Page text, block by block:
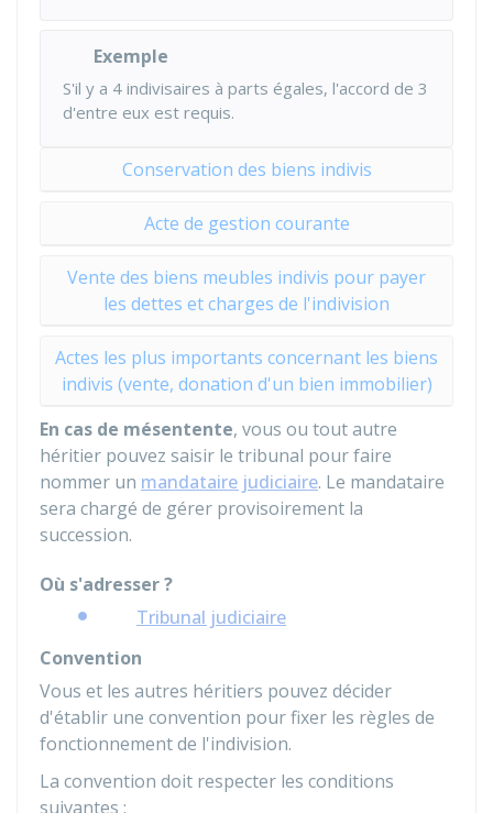
Exemple
S'il y a 4 indivisaires à parts égales, l'accord de 3
d'entre eux est requis.
Conservation des biens indivis
Acte de gestion courante
Vente des biens meubles indivis pour payer
les dettes et charges de l'indivision
Actes les plus importants concernant les biens
indivis (vente, donation d'un bien immobilier)
En cas de mésentente, vous ou tout autre
héritier pouvez saisir le tribunal pour faire
nommer un mandataire judiciaire. Le mandataire
sera chargé de gérer provisoirement la
succession.
Où s'adresser ?
Tribunal judiciaire
Convention
Vous et les autres héritiers pouvez décider
d'établir une convention pour fixer les règles de
fonctionnement de l'indivision.
La convention doit respecter les conditions
suivantes :